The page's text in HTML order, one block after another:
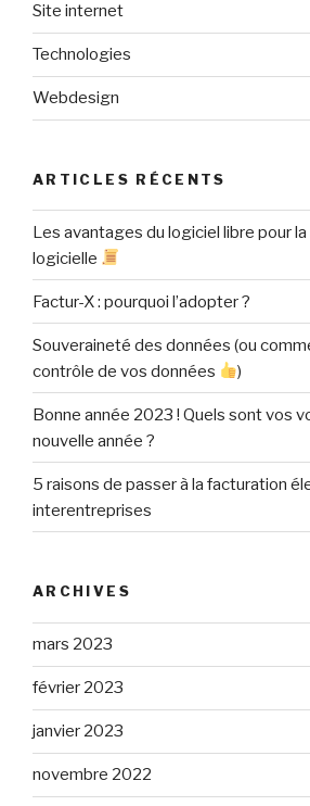
Site internet
Technologies
Webdesign
ARTICLES RÉCENTS
Les avantages du logiciel libre pour
logicielle
Factur-X : pourquoi l’adopter ?
Souveraineté des données (ou
contrôle de vos données
)
Bonne année 2023 ! Quels sont vos
nouvelle année ?
5 raisons de passer à la facturation
interentreprises
ARCHIVES
mars 2023
février 2023
janvier 2023
novembre 2022